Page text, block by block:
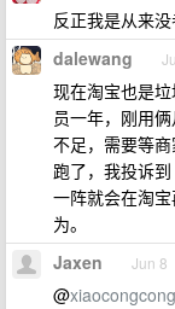
反正我是从来
dalewang
现在淘宝也是
员一年，刚用
不足，需要等
跑了，我投诉
一阵就会在淘
为。
Jaxen Jun 8
@